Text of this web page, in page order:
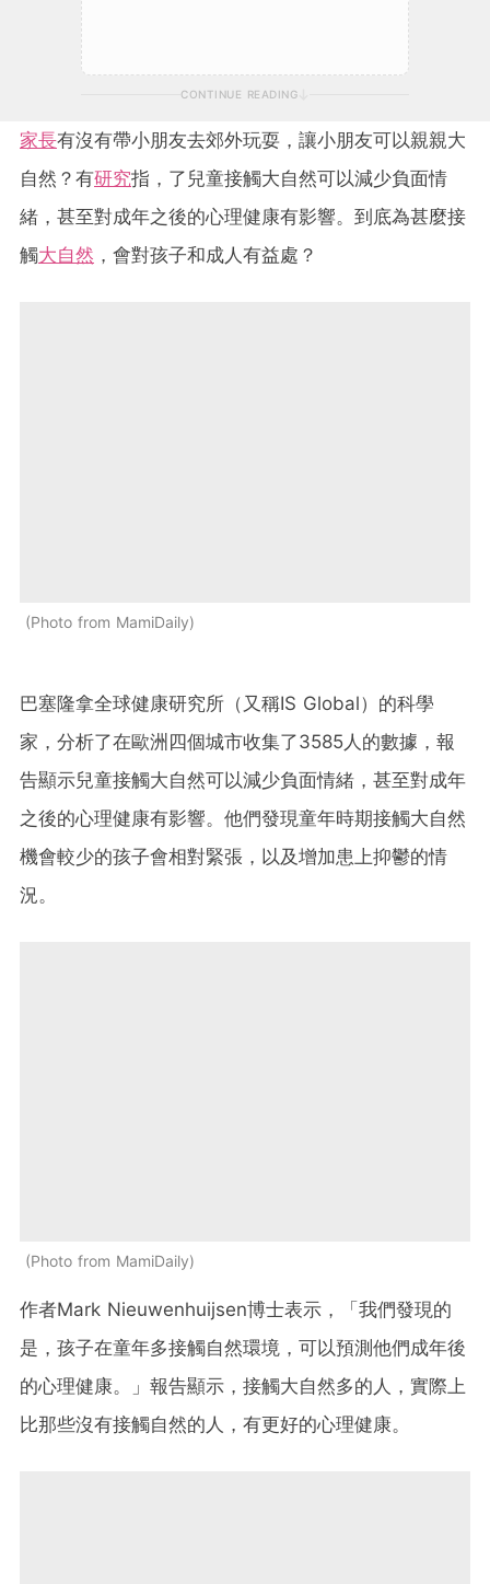
CONTINUE READING
家長有沒有帶小朋友去郊外玩耍，讓小朋友可以親親大
自然？有研究指，了兒童接觸大自然可以減少負面情
緒，甚至對成年之後的心理健康有影響。到底為甚麼接
觸大自然 ，會對孩子和成人有益處？
Photo from MamiDaily
巴塞隆拿全球健康研究所（又稱IS Global）的科學
家，分析了在歐洲四個城市收集了3585人的數據，報
告顯示兒童接觸大自然可以減少負面情緒，甚至對成年
之後的心理健康有影響。他們發現童年時期接觸大自然
機會較少的孩子會相對緊張，以及增加患上抑鬱的情
況。
Photo from MamiDaily
作者Mark Nieuwenhuijsen博士表示，「我們發現的
是，孩子在童年多接觸自然環境，可以預測他們成年後
的心理健康。」報告顯示，接觸大自然多的人，實際上
比那些沒有接觸自然的人，有更好的心理健康。